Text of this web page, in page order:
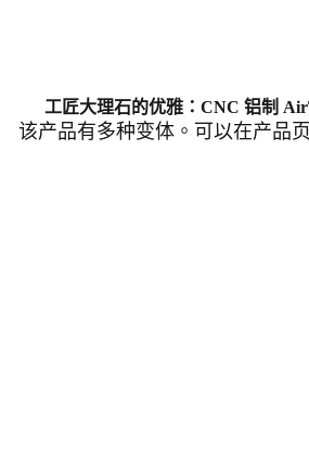
工匠大理石的优雅：CNC 铝制
该产品有多种变体。可以在产品